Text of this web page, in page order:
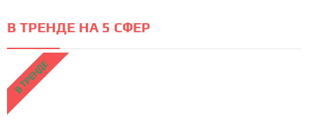
В ТРЕНДЕ НА 5 СФЕР
В ТРЕНДЕ